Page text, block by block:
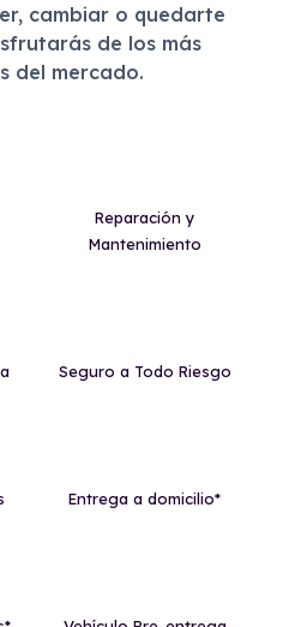
cambiar o quedarte
de los más
del mercado.
Reparación y
Mantenimiento
Seguro a Todo Riesgo
Entrega a domicilio*